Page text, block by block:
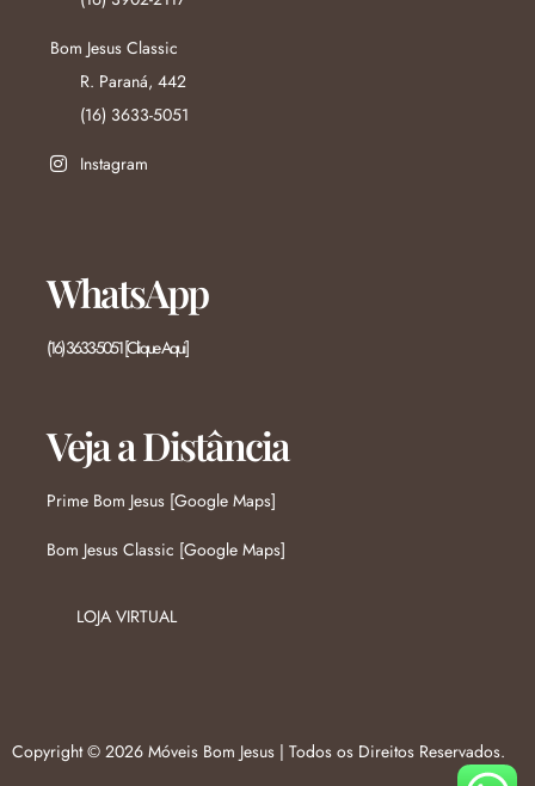
Bom Jesus Classic
R. Paraná, 442
(16) 3633-5051
Instagram
WhatsApp
(16) 3633-5051 [Clique Aqui]
Veja a Distância
Prime Bom Jesus [Google Maps]
Bom Jesus Classic [Google Maps]
LOJA VIRTUAL
Copyright © 2026 Móveis Bom Jesus | Todos os Direitos Reservados.